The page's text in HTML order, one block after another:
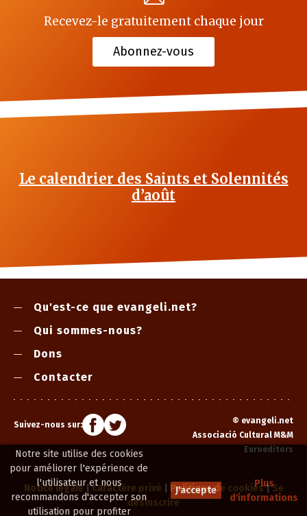
Notre site utilise des cookies
pour améliorer l'expérience de
l'utilisateur et nous
recommandons d'accepter son
utilisation pour profiter
J'accepte
Plus
d'informations
Recevez-le gratuitement chaque jour
Abonnez-vous
Le calendrier des Saints et Solennités
d’août
Qu'est-ce que evangeli.net?
Qui sommes-nous?
Dons
Contacter
Suivez-nous sur: © evangeli.net
Associació Cultural M&M
Euroeditors
Notice légale|Caractère privé Politique de cookies|Se
désinscrire